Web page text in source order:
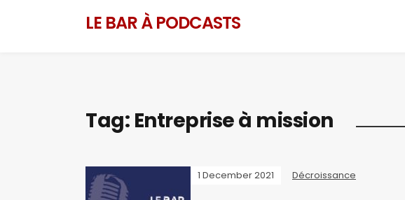
LE BAR À PODCASTS
Tag: Entreprise à mission
1 December 2021 Décroissance